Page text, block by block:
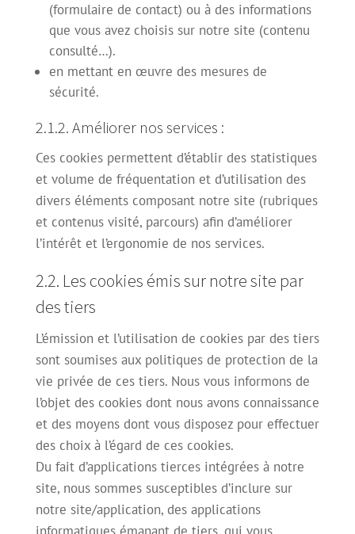
(formulaire de contact) ou à des informations
que vous avez choisis sur notre site (contenu
consulté…).
en mettant en œuvre des mesures de
sécurité.
2.1.2. Améliorer nos services :
Ces cookies permettent d’établir des statistiques
et volume de fréquentation et d’utilisation des
divers éléments composant notre site (rubriques
et contenus visité, parcours) afin d’améliorer
l’intérêt et l’ergonomie de nos services.
2.2. Les cookies émis sur notre site par
des tiers
L’émission et l’utilisation de cookies par des tiers
sont soumises aux politiques de protection de la
vie privée de ces tiers. Nous vous informons de
l’objet des cookies dont nous avons connaissance
et des moyens dont vous disposez pour effectuer
des choix à l’égard de ces cookies.
Du fait d’applications tierces intégrées à notre
site, nous sommes susceptibles d’inclure sur
notre site/application, des applications